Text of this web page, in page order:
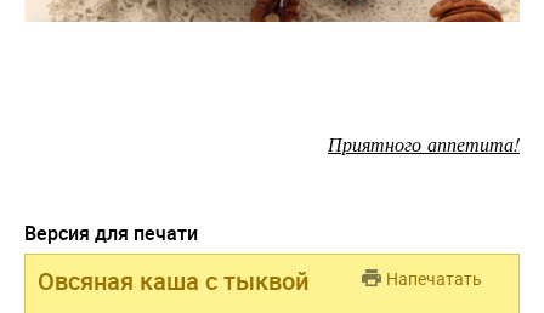
Приятного аппетита!
Версия для печати
Напечатать
Овсяная каша с тыквой